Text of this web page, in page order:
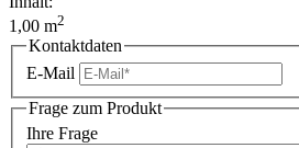
1,00 m2
Kontaktdaten
E-Mail
Frage zum Produkt
Ihre Frage